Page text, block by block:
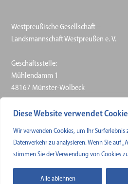
Diese Website verwendet
Wir verwenden Cookies, um Ihr Surferlebnis
Datenverkehr zu analysieren. Wenn Sie auf
stimmen Sie der Verwendung von Cookies
Alle ablehnen
Westpreußische Gesellschaft –
Landsmannschaft Westpreußen e. V.
Geschäftsstelle:
Mühlendamm 1
48167 Münster-Wolbeck
Telefon: 0 25 06 / 30 57–50
E-Mail